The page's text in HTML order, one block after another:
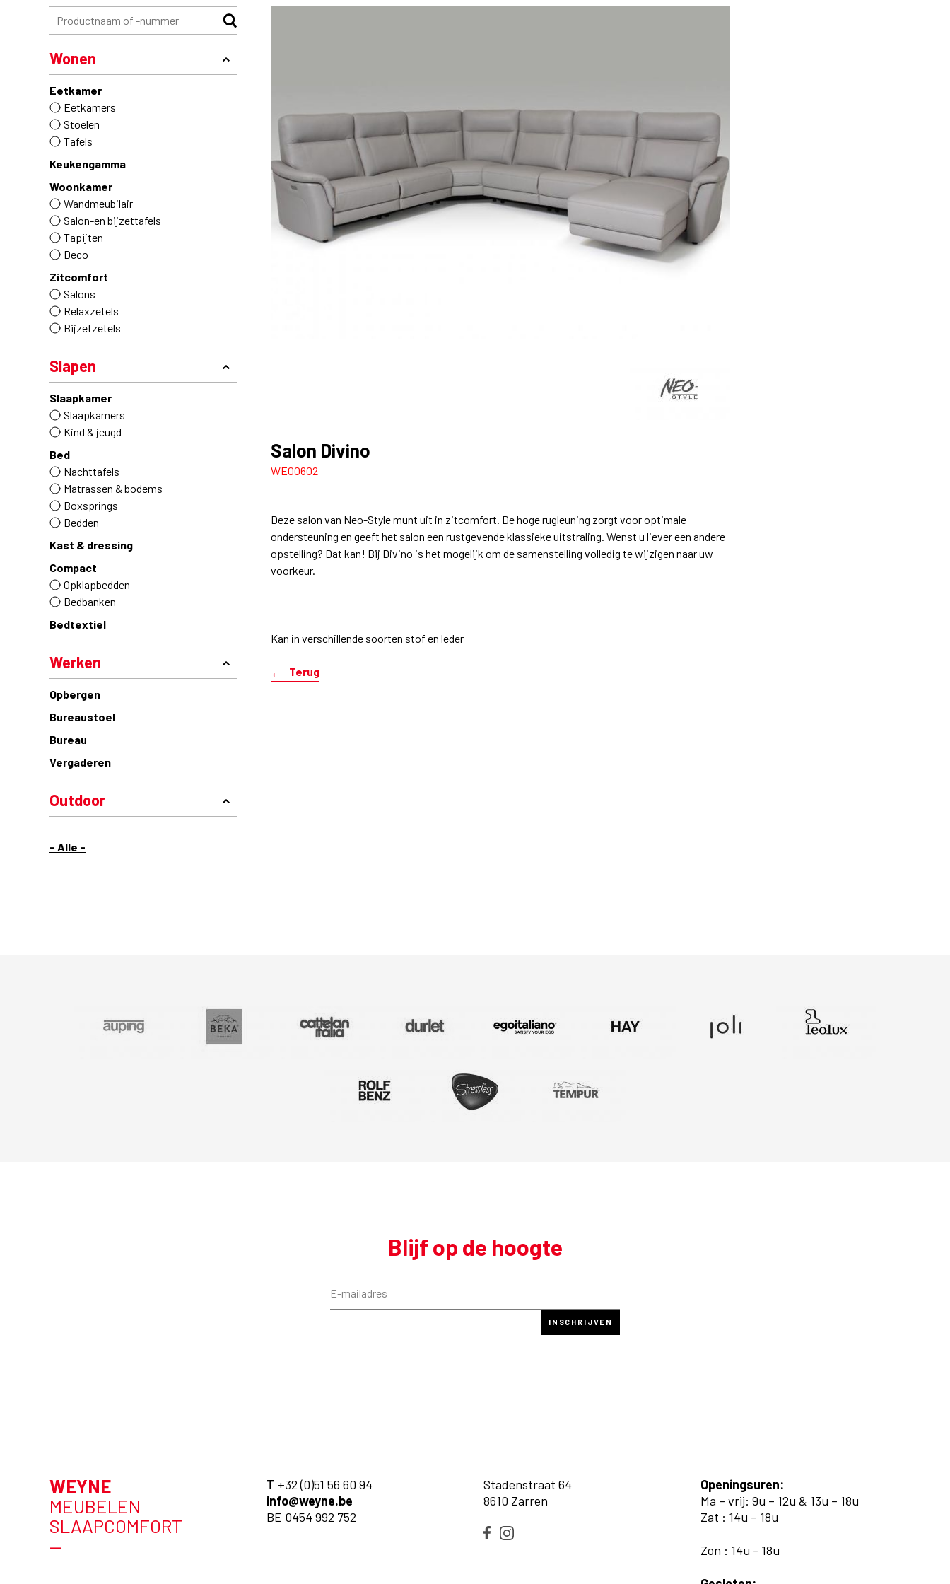
- Alle -
Wonen
Eetkamer
Eetkamers
Stoelen
Tafels
Keukengamma
Woonkamer
Wandmeubilair
Salon-en bijzettafels
Tapijten
Deco
Zitcomfort
Salons
Relaxzetels
Bijzetzetels
Slapen
Slaapkamer
Slaapkamers
Kind & jeugd
Bed
Nachttafels
Matrassen & bodems
Boxsprings
Bedden
Kast & dressing
Compact
Opklapbedden
Bedbanken
Bedtextiel
Werken
Opbergen
Bureaustoel
Bureau
Vergaderen
Outdoor
Salon Divino
WE00602
Deze salon van Neo-Style munt uit in zitcomfort. De hoge rugleuning zorgt voor optimale
ondersteuning en geeft het salon een rustgevende klassieke uitstraling. Wenst u liever een andere
opstelling? Dat kan! Bij Divino is het mogelijk om de samenstelling volledig te wijzigen naar uw
voorkeur.
Kan in verschillende soorten stof en leder
Terug
Blijf op de hoogte
WEYNE
MEUBELEN
SLAAPCOMFORT
—
T +32 (0)51 56 60 94
info@weyne.be
BE 0454 992 752
Stadenstraat 64
8610 Zarren
Openingsuren:
Ma – vrij: 9u – 12u & 13u – 18u
Zat : 14u – 18u
Zon : 14u - 18u